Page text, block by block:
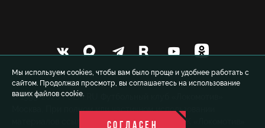
Мы используем cookies, чтобы вам было проще и удобнее работать с
сайтом. Продолжая просмотр, вы соглашаетесь на использование
ваших файлов cookie.
© 1999-2026 FCLM.RU Футбольный клуб «Локомотив»
Москва. При полном или частичном использовании
материалов ссылка на официальный сайт ФК «Локомотив»